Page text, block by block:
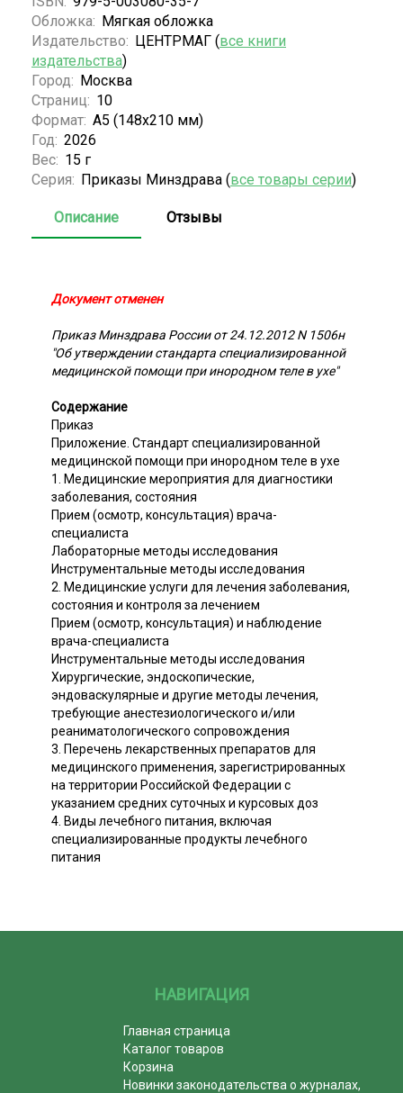
Обложка: Мягкая обложка
Издательство: ЦЕНТРМАГ (все книги
издательства)
Город: Москва
Страниц: 10
Формат: А5 (148x210 мм)
Год: 2026
Вес: 15 г
Серия: Приказы Минздрава (все товары серии)
Описание Отзывы
Документ отменен
Приказ Минздрава России от 24.12.2012 N 1506н
"Об утверждении стандарта специализированной
медицинской помощи при инородном теле в ухе"
Содержание
Приказ
Приложение. Стандарт специализированной
медицинской помощи при инородном теле в ухе
1. Медицинские мероприятия для диагностики
заболевания, состояния
Прием (осмотр, консультация) врача-
специалиста
Лабораторные методы исследования
Инструментальные методы исследования
2. Медицинские услуги для лечения заболевания,
состояния и контроля за лечением
Прием (осмотр, консультация) и наблюдение
врача-специалиста
Инструментальные методы исследования
Хирургические, эндоскопические,
эндоваскулярные и другие методы лечения,
требующие анестезиологического и/или
реаниматологического сопровождения
3. Перечень лекарственных препаратов для
медицинского применения, зарегистрированных
на территории Российской Федерации с
указанием средних суточных и курсовых доз
4. Виды лечебного питания, включая
специализированные продукты лечебного
питания
НАВИГАЦИЯ
Главная страница
Каталог товаров
Корзина
Новинки законодательства о журналах,